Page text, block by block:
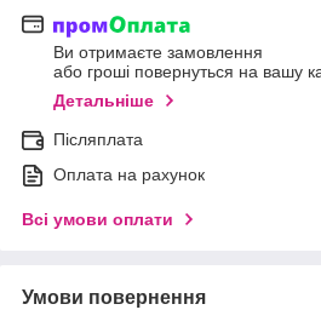
Ви отримаєте замовлення
або гроші повернуться на вашу
Детальніше
Післяплата
Оплата на рахунок
Всі умови оплати
Умови повернення